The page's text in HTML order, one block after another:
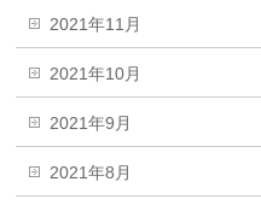
2021年11月
2021年10月
2021年9月
2021年8月